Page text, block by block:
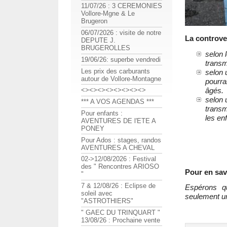
La
selon
selon
âgés.
selon
les
Pour en
Espérons
seulement
11/07/26 : 3 CEREMONIES
Vollore-Mgne & Le
Brugeron
06/07/2026 : visite de notre
DEPUTE J.
BRUGEROLLES
19/06/26: superbe vendredi
Les prix des carburants
autour de Vollore-Montagne
<><><><><><><><>
*** A VOS AGENDAS ***
Pour enfants :
AVENTURES DE l'ETE A
PONEY
Pour Ados : stages, randos
AVENTURES A CHEVAL
02->12/08/2026 : Festival
des " Rencontres ARIOSO
"
7 & 12/08/26 : Eclipse de
soleil avec
"ASTROTHIERS"
" GAEC DU TRINQUART "
13/08/26 : Prochaine vente